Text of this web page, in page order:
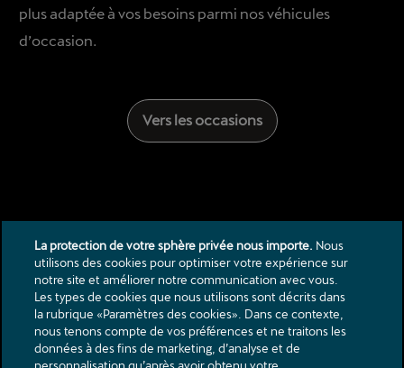
plus adaptée à vos besoins parmi nos véhicules
d’occasion.
Vers les occasions
Contact
Catalogues & listes de prix
La protection de votre sphère privée nous importe. Nous
utilisons des cookies pour optimiser votre expérience sur
notre site et améliorer notre communication avec vous.
Les types de cookies que nous utilisons sont décrits dans
la rubrique «Paramètres des cookies». Dans ce contexte,
nous tenons compte de vos préférences et ne traitons les
données à des fins de marketing, d’analyse et de